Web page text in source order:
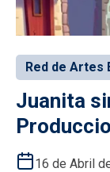
Red de Artes
Juanita
16 de Abril